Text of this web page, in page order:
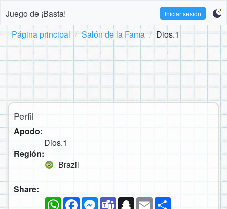
Juego de ¡Basta! Iniciar sesión
Página principal Salón de la Fama Dios.1
Perfil
Apodo:
Dios.1
Región:
Brazil
Share:
WhatsAppFacebookMessenger
TeamsSnapchat
Email